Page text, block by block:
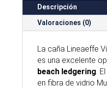
Descripción
Valoraciones (0)
La caña Lineaeffe
es una excelente
beach ledgering.
en fibra de vidrio